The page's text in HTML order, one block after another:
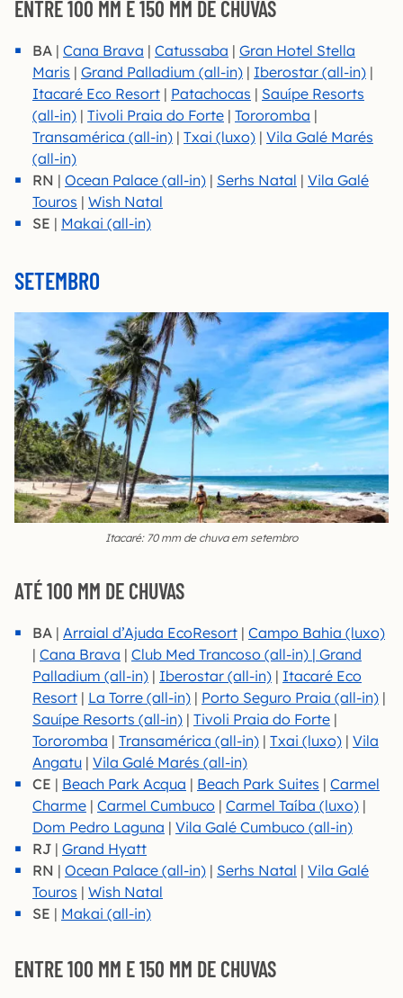
ENTRE 100 MM E 150 MM DE CHUVAS
BA | Cana Brava | Catussaba | Gran Hotel Stella
Maris | Grand Palladium (all-in) | Iberostar (all-in) |
Itacaré Eco Resort | Patachocas | Sauípe Resorts
(all-in) | Tivoli Praia do Forte | Tororomba |
Transamérica (all-in) | Txai (luxo) | Vila Galé Marés
(all-in)
RN | Ocean Palace (all-in) | Serhs Natal | Vila Galé
Touros | Wish Natal
SE | Makai (all-in)
SETEMBRO
Itacaré: 70 mm de chuva em setembro
ATÉ 100 MM DE CHUVAS
BA | Arraial d’Ajuda EcoResort | Campo Bahia (luxo)
| Cana Brava | Club Med Trancoso (all-in) | Grand
Palladium (all-in) | Iberostar (all-in) | Itacaré Eco
Resort | La Torre (all-in) | Porto Seguro Praia (all-in) |
Sauípe Resorts (all-in) | Tivoli Praia do Forte |
Tororomba | Transamérica (all-in) | Txai (luxo) | Vila
Angatu | Vila Galé Marés (all-in)
CE | Beach Park Acqua | Beach Park Suites | Carmel
Charme | Carmel Cumbuco | Carmel Taíba (luxo) |
Dom Pedro Laguna | Vila Galé Cumbuco (all-in)
RJ | Grand Hyatt
RN | Ocean Palace (all-in) | Serhs Natal | Vila Galé
Touros | Wish Natal
SE | Makai (all-in)
ENTRE 100 MM E 150 MM DE CHUVAS